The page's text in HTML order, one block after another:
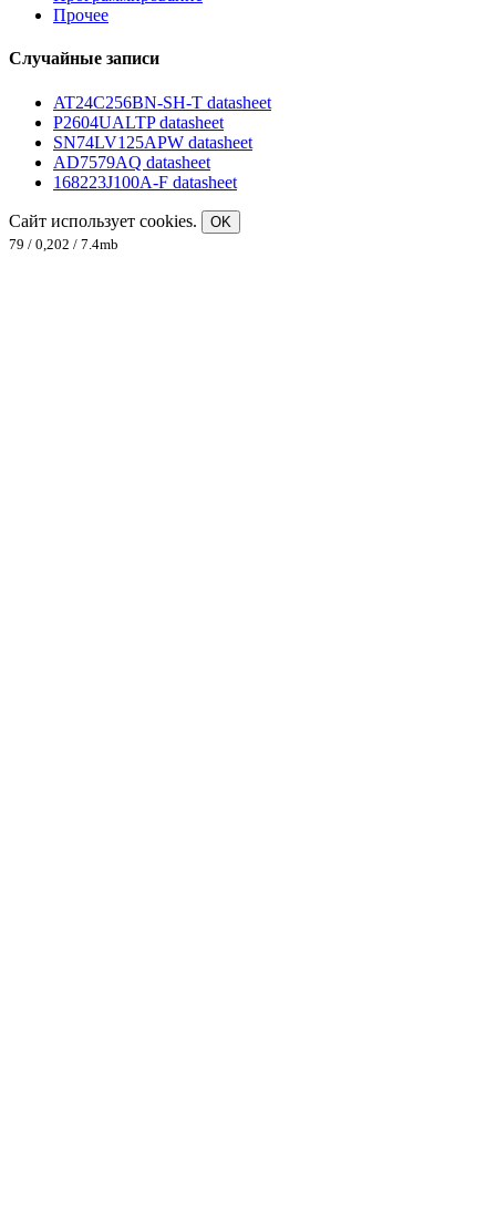
Прочее
Случайные записи
AT24C256BN-SH-T datasheet
P2604UALTP datasheet
SN74LV125APW datasheet
AD7579AQ datasheet
168223J100A-F datasheet
Сайт использует cookies.
OK
79 / 0,202 / 7.4mb